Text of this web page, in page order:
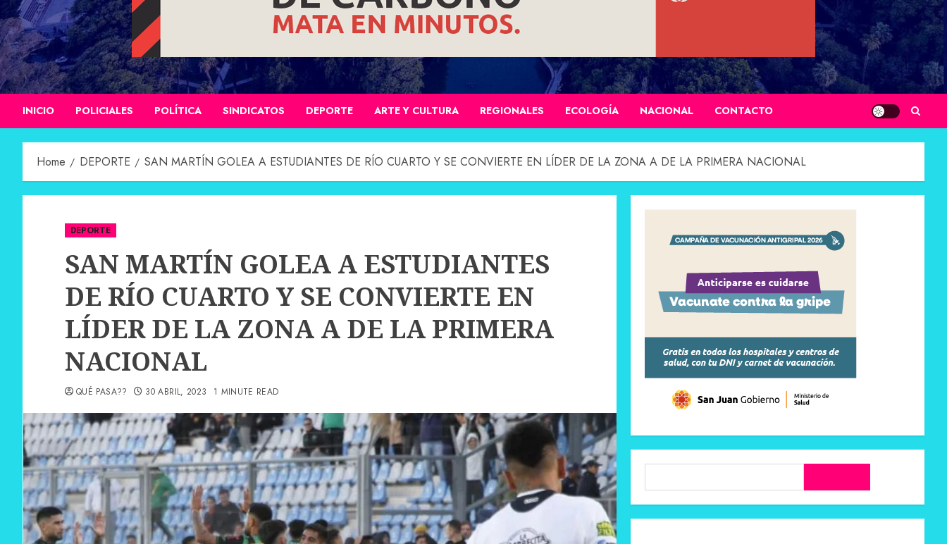
INICIO POLICIALES POLÍTICA SINDICATOS DEPORTE ARTE Y CULTURA REGIONALES ECOLOGÍA NACIONAL CONTACTO
Home DEPORTE SAN MARTÍN GOLEA A ESTUDIANTES DE RÍO CUARTO Y SE CONVIERTE EN LÍDER DE LA ZONA A DE LA PRIMERA NACIONAL
DEPORTE
SAN MARTÍN GOLEA A ESTUDIANTES
DE RÍO CUARTO Y SE CONVIERTE EN
LÍDER DE LA ZONA A DE LA PRIMERA
NACIONAL
QUÉ PASA?? 30 ABRIL, 2023 1 MINUTE READ